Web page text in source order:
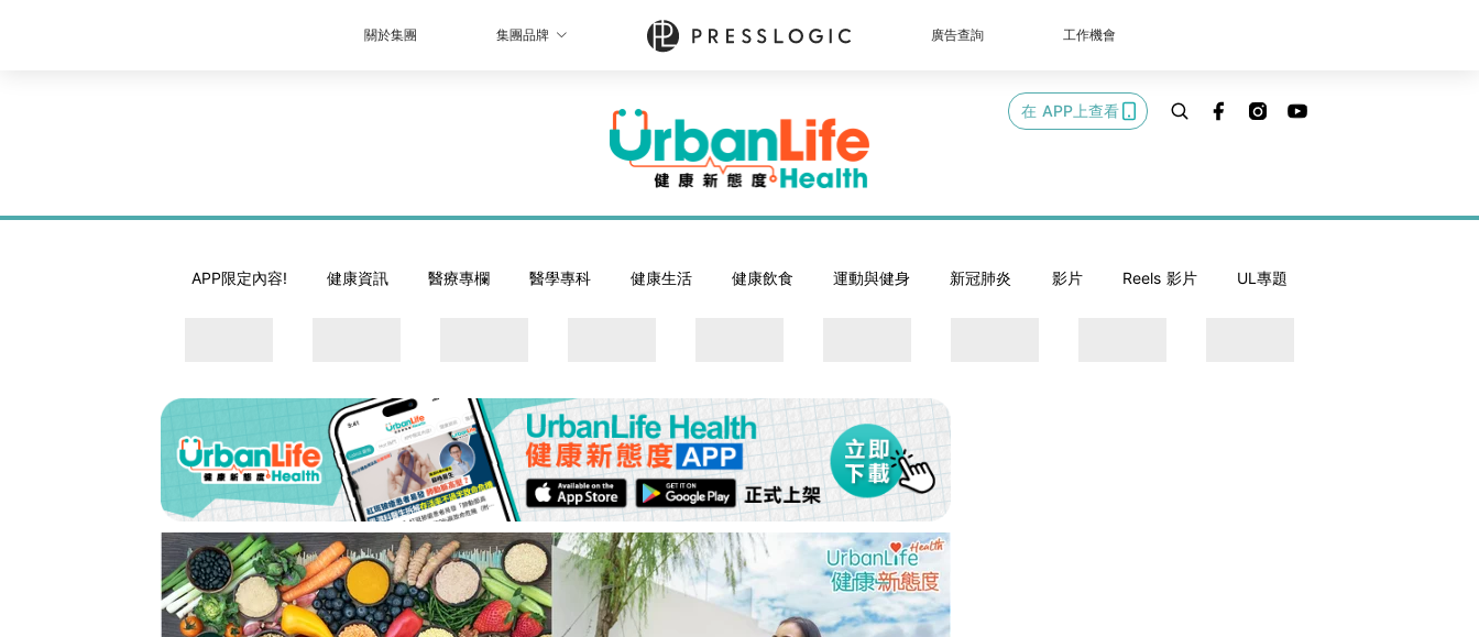
關於集團 集團品牌 廣告查詢 工作機會
在 APP上查看
APP限定內容! 健康資訊 醫療專欄 醫學專科 健康生活 健康飲食 運動與健身 新冠肺炎 影片 Reels 影片 UL專題